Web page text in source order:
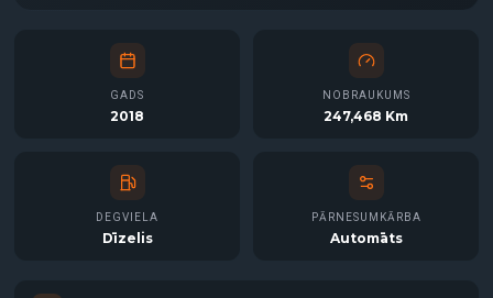
GADS
2018
NOBRAUKUMS
247,468 Km
DEGVIELA
Dīzelis
PĀRNESUMKĀRBA
Automāts